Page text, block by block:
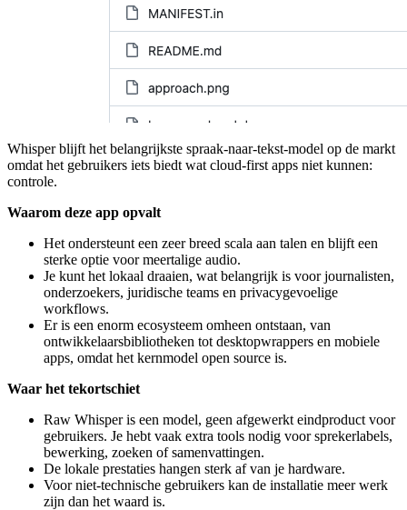
Whisper blijft het belangrijkste spraak-naar-tekst-model op de markt
omdat het gebruikers iets biedt wat cloud-first apps niet kunnen:
controle.
Waarom deze app opvalt
Het ondersteunt een zeer breed scala aan talen en blijft een
sterke optie voor meertalige audio.
Je kunt het lokaal draaien, wat belangrijk is voor journalisten,
onderzoekers, juridische teams en privacygevoelige
workflows.
Er is een enorm ecosysteem omheen ontstaan, van
ontwikkelaarsbibliotheken tot desktopwrappers en mobiele
apps, omdat het kernmodel open source is.
Waar het tekortschiet
Raw Whisper is een model, geen afgewerkt eindproduct voor
gebruikers. Je hebt vaak extra tools nodig voor sprekerlabels,
bewerking, zoeken of samenvattingen.
De lokale prestaties hangen sterk af van je hardware.
Voor niet-technische gebruikers kan de installatie meer werk
zijn dan het waard is.